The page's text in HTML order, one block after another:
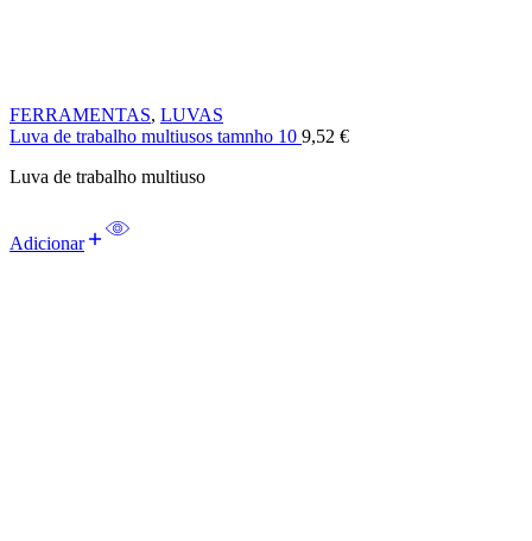
FERRAMENTAS, LUVAS
Luva de trabalho multiusos tamnho 10 9,52 €
Luva de trabalho multiuso
Adicionar